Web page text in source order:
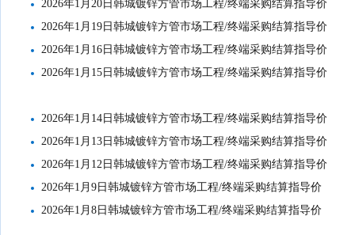
2026年1月20日韩城镀锌方管市场工程/终端采购结算指导价
2026年1月19日韩城镀锌方管市场工程/终端采购结算指导价
2026年1月16日韩城镀锌方管市场工程/终端采购结算指导价
2026年1月15日韩城镀锌方管市场工程/终端采购结算指导价
2026年1月14日韩城镀锌方管市场工程/终端采购结算指导价
2026年1月13日韩城镀锌方管市场工程/终端采购结算指导价
2026年1月12日韩城镀锌方管市场工程/终端采购结算指导价
2026年1月9日韩城镀锌方管市场工程/终端采购结算指导价
2026年1月8日韩城镀锌方管市场工程/终端采购结算指导价